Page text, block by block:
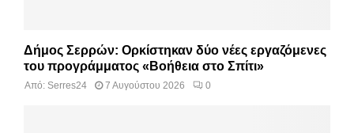
Δήμος Σερρών: Ορκίστηκαν δύο νέες εργαζόμενες
του προγράμματος «Βοήθεια στο Σπίτι»
Από: Serres24 7 Αυγούστου 2026 0